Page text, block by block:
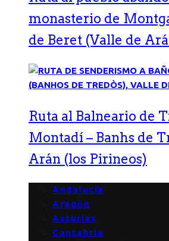
monasterio de
de Beret (Valle de
Ruta al Balneario de
Montadí – Banhs de
Arán (los Pirineos)
Andalucía
Aragón
Asturias
Cantabria